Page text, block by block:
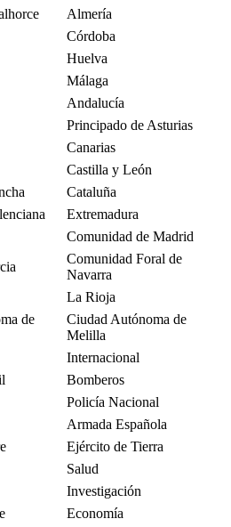
Almería
Córdoba
Huelva
Málaga
Andalucía
Principado de Asturias
Canarias
Castilla y León
Cataluña
Extremadura
Comunidad de Madrid
Comunidad Foral de
Navarra
La Rioja
de
Ciudad Autónoma de
Melilla
Internacional
Bomberos
Policía Nacional
Armada Española
Ejército de Tierra
Salud
Investigación
Economía